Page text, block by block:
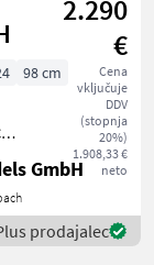
2.290
€
Cena
vključuje
DDV
(stopnja
20%)
1.908,33 €
neto
98 cm
GmbH
prodajalec